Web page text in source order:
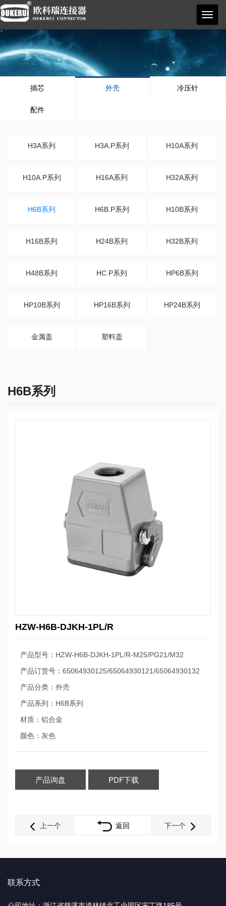
欧科
瑞
插芯 外壳 冷压针
配件
H3A系列 H3A.P系列 H10A系列
H10A.P系列 H16A系列 H32A系列
H6B系列 H6B.P系列 H10B系列
H16B系列 H24B系列 H32B系列
H48B系列 HC.P系列 HP6B系列
HP10B系列 HP16B系列 HP24B系列
金属盖 塑料盖
H6B系列
HZW-H6B-DJKH-1PL/R
产品型号：HZW-H6B-DJKH-1PL/R-M25/PG21/M32
产品订货号：65064930125/65064930121/65064930132
产品分类：外壳
产品系列：H6B系列
材质：铝合金
颜色：灰色
产品询盘 PDF下载
上一个 返回 下一个
联系方式